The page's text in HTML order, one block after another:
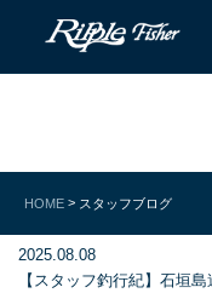
HOME > スタッフブログ
2025.08.08
【スタッフ釣行紀】石垣